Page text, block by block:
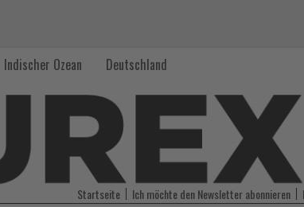
Indischer Ozean Deutschland
Startseite Ich möchte den Newsletter abonnieren